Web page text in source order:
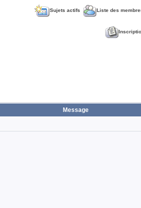
Sujets actifs Liste des
Message